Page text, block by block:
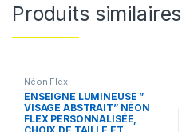
Produits similaires
Néon Flex
ENSEIGNE LUMINEUSE ”
VISAGE ABSTRAIT” NÉON
FLEX PERSONNALISÉE,